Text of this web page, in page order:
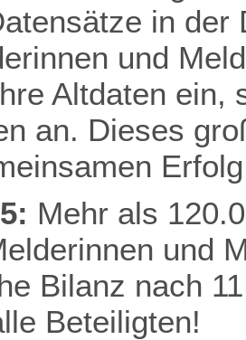
in der
und
Altdaten ein,
an. Dieses
Mehr als
und
Bilanz nach
Beteiligten!